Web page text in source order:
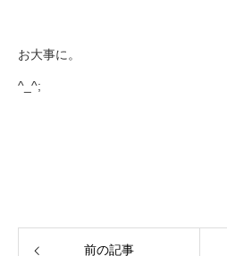
お大事に。
^_^;
前の記事